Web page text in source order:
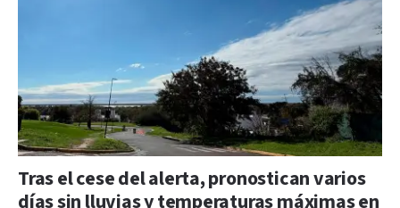
Tras el cese del alerta, pronostican varios
días sin lluvias y temperaturas máximas en